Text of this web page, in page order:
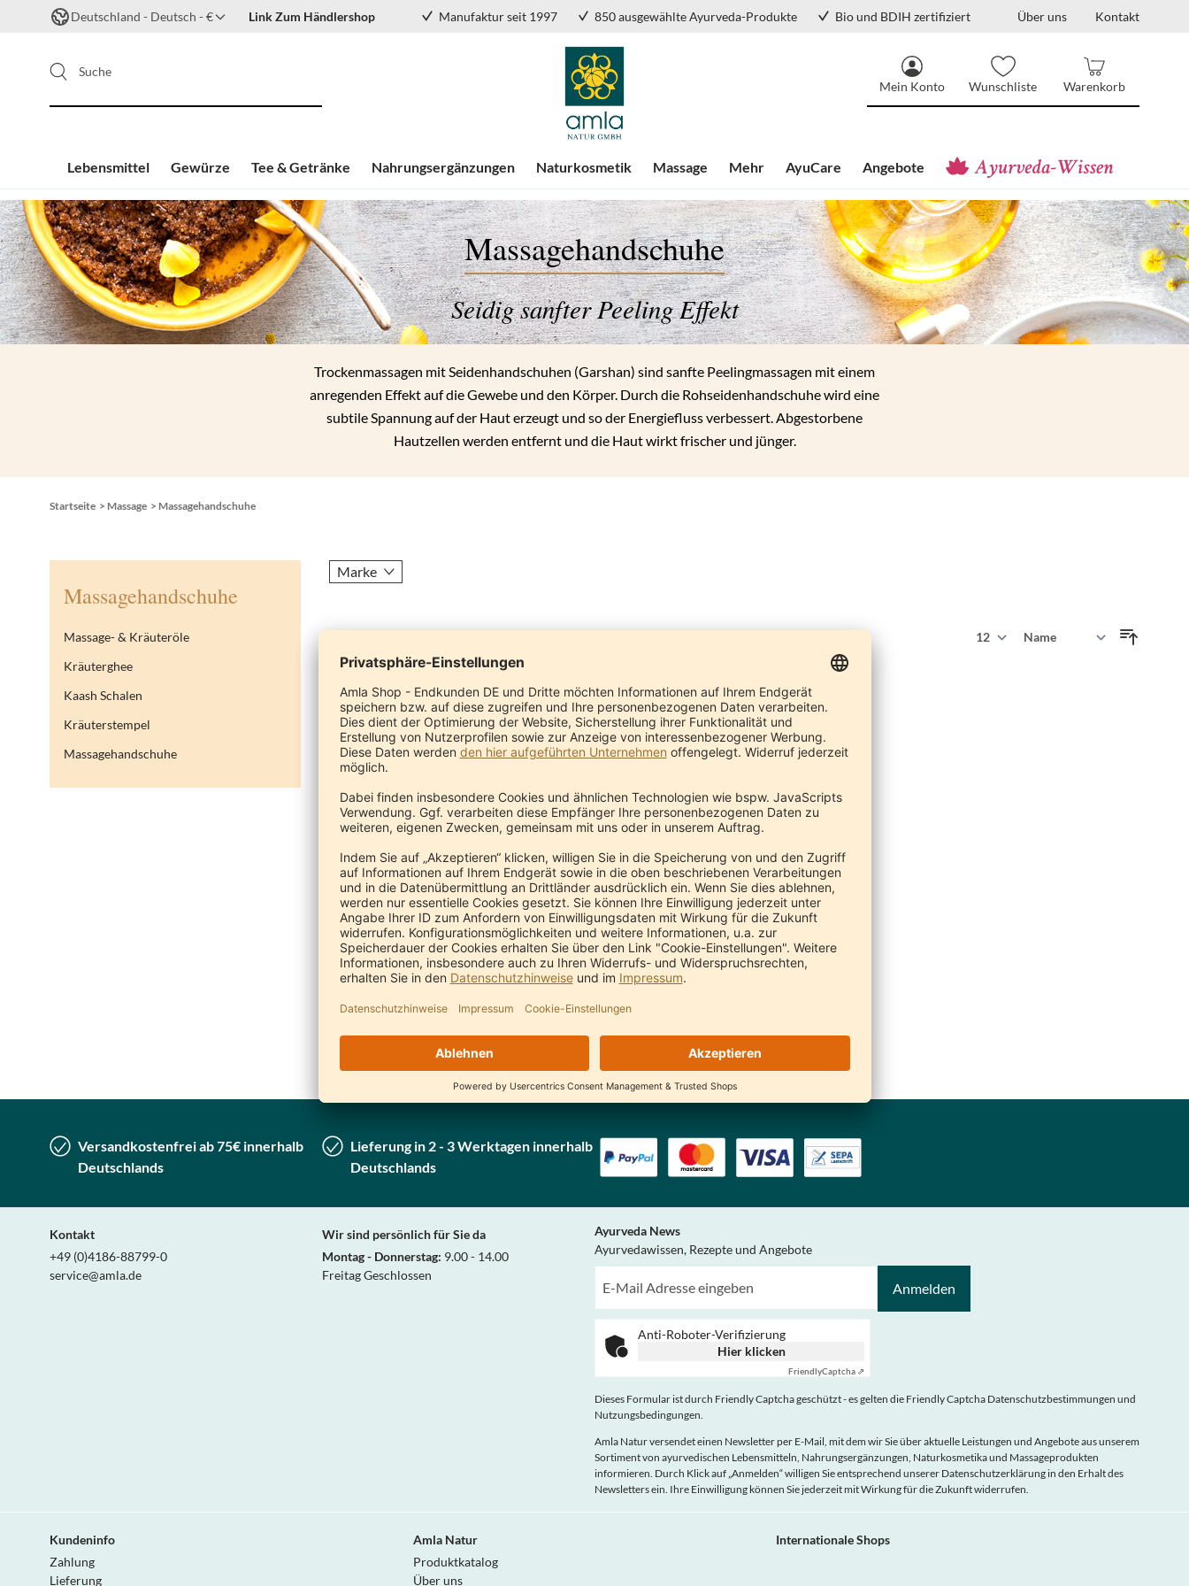
Deutschland - Deutsch - € Link Zum Händlershop Manufaktur seit 1997 850 ausgewählte Ayurveda-Produkte Bio und BDIH zertifiziert Über uns Kontakt
Lebensmittel Gewürze Tee & Getränke Nahrungsergänzungen Naturkosmetik Massage Mehr AyuCare Angebote
Mein Konto Wunschliste
Suche
Warenkorb
Zum Inhalt springen
Massagehandschuhe
Seidig sanfter Peeling Effekt
Trockenmassagen mit Seidenhandschuhen (Garshan) sind sanfte Peelingmassagen mit einem
anregenden Effekt auf die Gewebe und den Körper. Durch die Rohseidenhandschuhe wird eine
subtile Spannung auf der Haut erzeugt und so der Energiefluss verbessert. Abgestorbene
Hautzellen werden entfernt und die Haut wirkt frischer und jünger.
Startseite > Massage > Massagehandschuhe
Massagehandschuhe
Massage- & Kräuteröle
Kräuterghee
Kaash Schalen
Kräuterstempel
Massagehandschuhe
Marke
Sortieren nach
Garshan Massagehandschuhe medium/large
Classic Ayurveda
17,80 €
Garshan Massagehandschuhe small/medium
Classic Ayurveda
17,80 €
Versandkostenfrei ab 75€ innerhalb
Deutschlands
Lieferung in 2 - 3 Werktagen innerhalb
Deutschlands
Kontakt
+49 (0)4186-88799-0
service@amla.de
Wir sind persönlich für Sie da
Montag - Donnerstag: 9.00 - 14.00
Freitag Geschlossen
Ayurveda News
Ayurvedawissen, Rezepte und Angebote
Anmelden
Anti-Roboter-Verifizierung
Hier klicken
FriendlyCaptcha ⇗
Dieses Formular ist durch Friendly Captcha geschützt - es gelten die Friendly Captcha Datenschutzbestimmungen und
Nutzungsbedingungen.
Amla Natur versendet einen Newsletter per E-Mail, mit dem wir Sie über aktuelle Leistungen und Angebote aus unserem
Sortiment von ayurvedischen Lebensmitteln, Nahrungsergänzungen, Naturkosmetika und Massageprodukten
informieren. Durch Klick auf „Anmelden“ willigen Sie entsprechend unserer Datenschutzerklärung in den Erhalt des
Newsletters ein. Ihre Einwilligung können Sie jederzeit mit Wirkung für die Zukunft widerrufen.
Kundeninfo
Zahlung
Lieferung
Amla Natur
Produktkatalog
Über uns
Internationale Shops